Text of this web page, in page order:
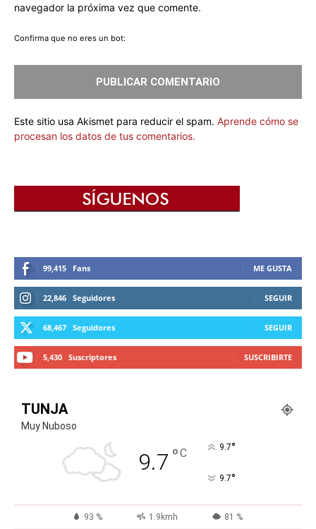
navegador la próxima vez que comente.
Confirma que no eres un bot:
Este sitio usa Akismet para reducir el spam. Aprende cómo se
procesan los datos de tus comentarios.
99,415 Fans ME GUSTA
22,846 Seguidores SEGUIR
68,467 Seguidores SEGUIR
5,430 Suscriptores SUSCRIBIRTE
TUNJA
Muy Nuboso
9.7 °C 9.7°
9.7°
93 % 1.9kmh 81 %